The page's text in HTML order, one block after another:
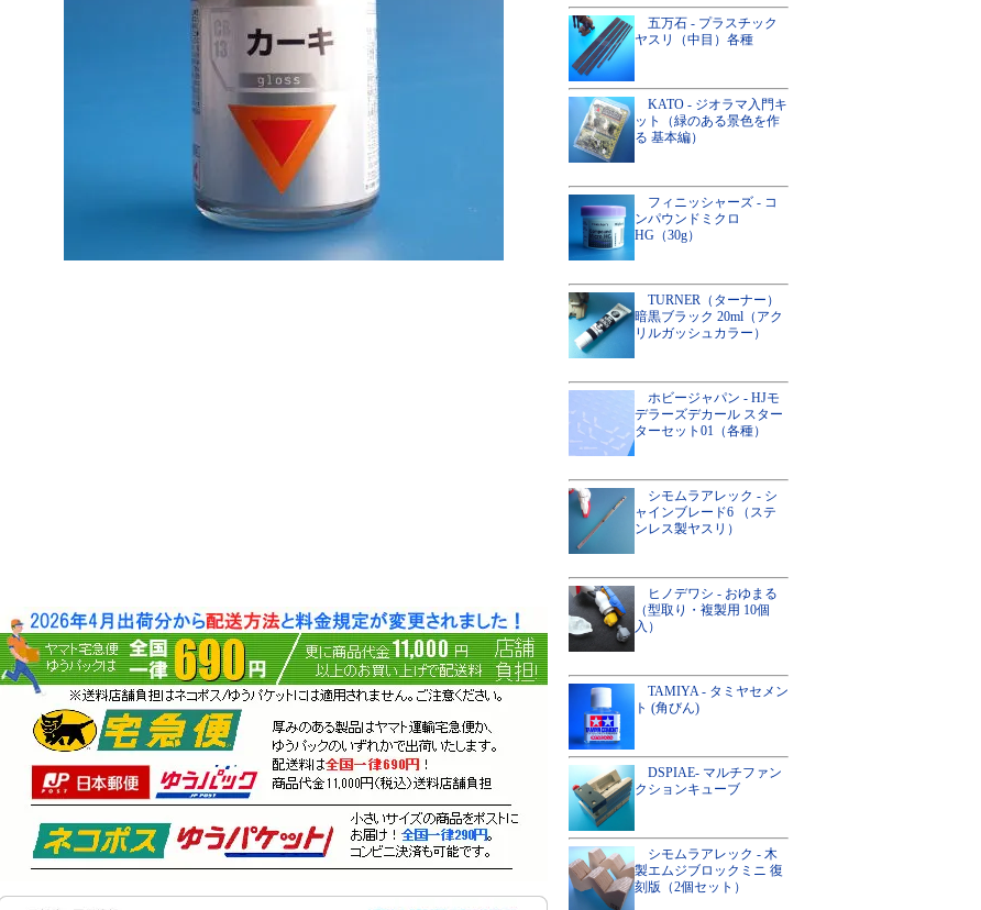
五万石 - プラスチック
ヤスリ（中目）各種
KATO - ジオラマ入門キ
ット（緑のある景色を作
る 基本編）
フィニッシャーズ - コ
ンパウンドミクロ
HG（30g）
TURNER（ターナー）
暗黒ブラック 20ml（アク
リルガッシュカラー）
ホビージャパン - HJモ
デラーズデカール スター
ターセット01（各種）
シモムラアレック - シ
ャインブレード6 （ステ
ンレス製ヤスリ）
ヒノデワシ - おゆまる
（型取り・複製用 10個
入）
TAMIYA - タミヤセメン
ト (角びん)
DSPIAE- マルチファン
クションキューブ
シモムラアレック - 木
製エムジブロックミニ 復
刻版（2個セット）